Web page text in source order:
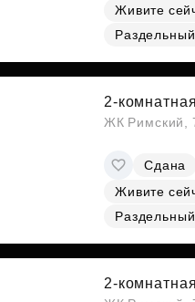
Живите
2-
ЖК Римский,
Сдана
Живите
2-